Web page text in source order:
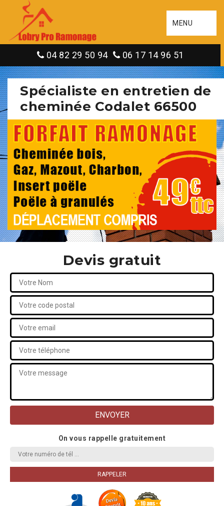
MENU
04 82 29 50 94 06 17 14 96 51
Spécialiste en entretien de
cheminée Codalet 66500
Devis gratuit
On vous rappelle gratuitement